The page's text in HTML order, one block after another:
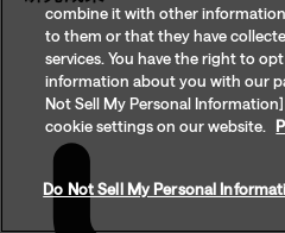
combine it with other
to them or that they have
services. You have the right to
information about you with our
Not Sell My Personal
cookie settings on our website.
Do Not Sell My Personal